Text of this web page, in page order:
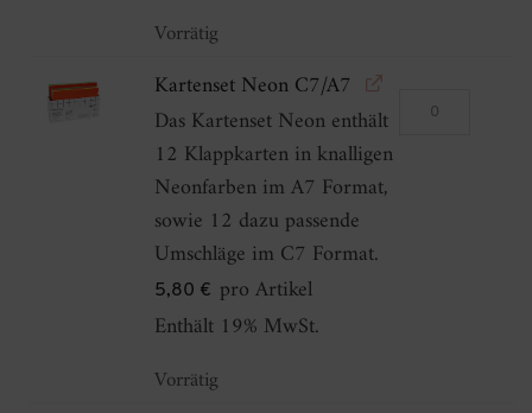
Vorrätig
Kartenset Neon C7/A7
Das Kartenset Neon enthält
12 Klappkarten in knalligen
Neonfarben im A7 Format,
sowie 12 dazu passende
Umschläge im C7 Format.
5,80 € pro Artikel
Enthält 19% MwSt.
Vorrätig
Kartenset